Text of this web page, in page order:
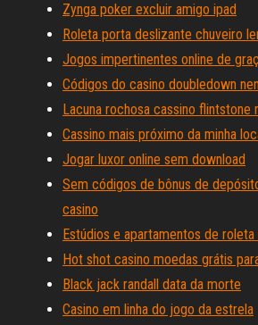
Zynga poker excluir amigo ipad
Roleta porta deslizante chuveiro
Jogos impertinentes online de
Códigos do casino doubledown
Lacuna rochosa cassino flintstone
Cassino mais próximo da minha
Jogar luxor online sem download
Sem códigos de bônus de
casino
Estúdios e apartamentos de roleta
Hot shot casino moedas grátis
Black jack randall data da morte
Casino em linha do jogo da estrela